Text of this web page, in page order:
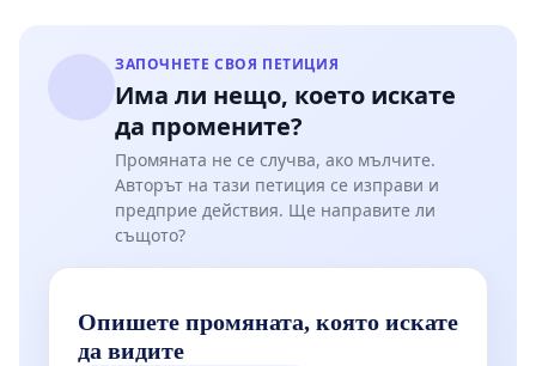
ЗАПОЧНЕТЕ СВОЯ ПЕТИЦИЯ
Има ли нещо, което искате
да промените?
Промяната не се случва, ако мълчите.
Авторът на тази петиция се изправи и
предприе действия. Ще направите ли
същото?
Опишете промяната, която искате
да видите